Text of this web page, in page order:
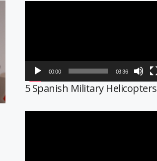
00:00 03:36
5 Spanish Military Helicopters